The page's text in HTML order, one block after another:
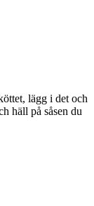
lägg i det och
häll på såsen du